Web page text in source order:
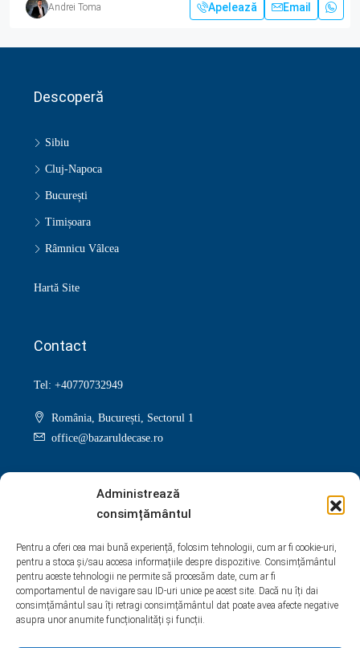
Administrează
consimțământul
Pentru a oferi cea mai bună experiență, folosim tehnologii, cum ar fi cookie-uri,
pentru a stoca și/sau accesa informațiile despre dispozitive. Consimțământul
pentru aceste tehnologii ne permite să procesăm date, cum ar fi
comportamentul de navigare sau ID-uri unice pe acest site. Dacă nu îți dai
consimțământul sau îți retragi consimțământul dat poate avea afecte negative
asupra unor anumite funcționalități și funcții.
Andrei Toma Apelează Email
Descoperă
Sibiu
Cluj-Napoca
București
Timișoara
Râmnicu Vâlcea
Hartă Site
Contact
Tel: +40770732949
România, București, Sectorul 1
office@bazaruldecase.ro
Facebook Instagram Linkedin
Google + Youtube Pinterest Yelp
WhatsApp